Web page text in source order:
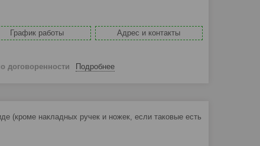
График работы Адрес и контакты
договоренности Подробнее
(кроме накладных ручек и ножек, если таковые есть